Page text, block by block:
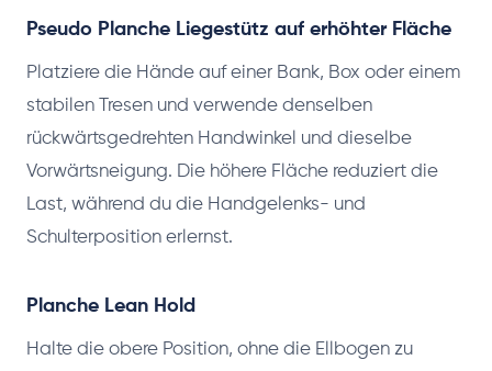
Pseudo Planche Liegestütz auf erhöhter Fläche
Platziere die Hände auf einer Bank, Box oder einem
stabilen Tresen und verwende denselben
rückwärtsgedrehten Handwinkel und dieselbe
Vorwärtsneigung. Die höhere Fläche reduziert die
Last, während du die Handgelenks- und
Schulterposition erlernst.
Planche Lean Hold
Halte die obere Position, ohne die Ellbogen zu